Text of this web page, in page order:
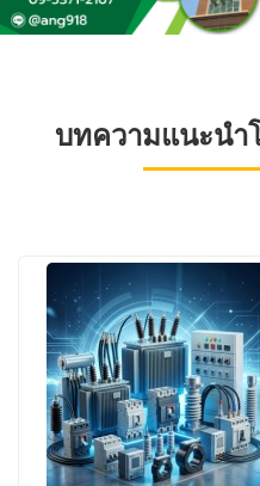
บทความแนะนำ